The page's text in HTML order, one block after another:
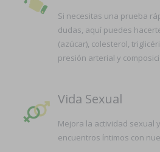
Si necesitas una prueba
dudas, aquí puedes
(azúcar), colesterol,
presión arterial y
Vida Sexual
Mejora la actividad sexual
encuentros íntimos con